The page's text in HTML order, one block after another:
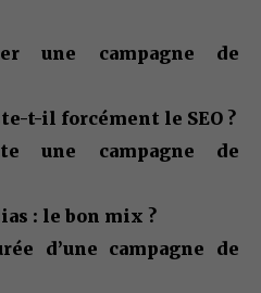
une campagne de
t-il forcément le SEO ?
une campagne de
: le bon mix ?
d’une campagne de